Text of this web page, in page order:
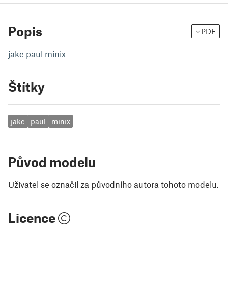
Popis PDF
jake paul minix
Štítky
jake paul minix
Původ modelu
Uživatel se označil za původního autora tohoto modelu.
Licence